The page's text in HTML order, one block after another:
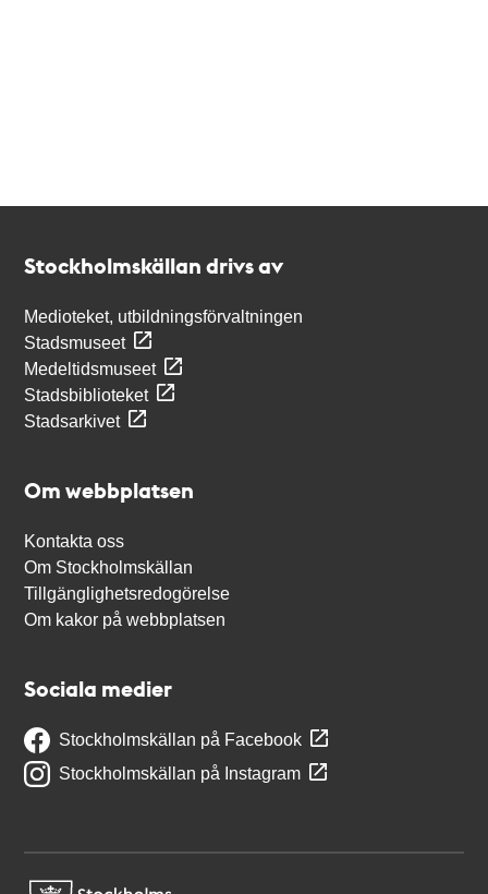
Stockholmskällan drivs av
Medioteket, utbildningsförvaltningen
Stadsmuseet
Medeltidsmuseet
Stadsbiblioteket
Stadsarkivet
Om webbplatsen
Kontakta oss
Om Stockholmskällan
Tillgänglighetsredogörelse
Om kakor på webbplatsen
Sociala medier
Stockholmskällan på Facebook
Stockholmskällan på Instagram